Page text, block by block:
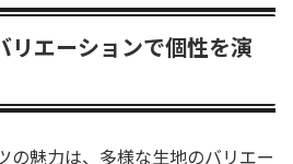
リエーションで個性を演
の魅力は、多様な生地のバリエー